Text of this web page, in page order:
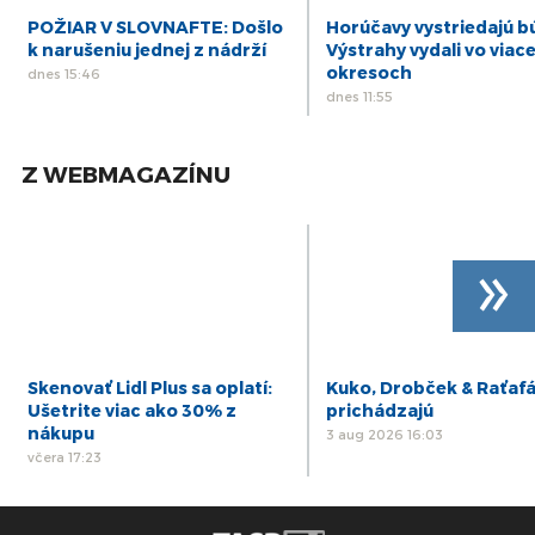
POŽIAR V SLOVNAFTE: Došlo
k narušeniu jednej z nádrží
dnes 15:46
Horúčavy vystriedajú
Výstrahy vydali vo
okresoch
dnes 11:55
Z WEBMAGAZÍNU
Skenovať Lidl Plus sa oplatí:
Ušetrite viac ako 30% z
nákupu
včera 17:23
Kuko, Drobček &
prichádzajú
3 aug 2026 16:03
»